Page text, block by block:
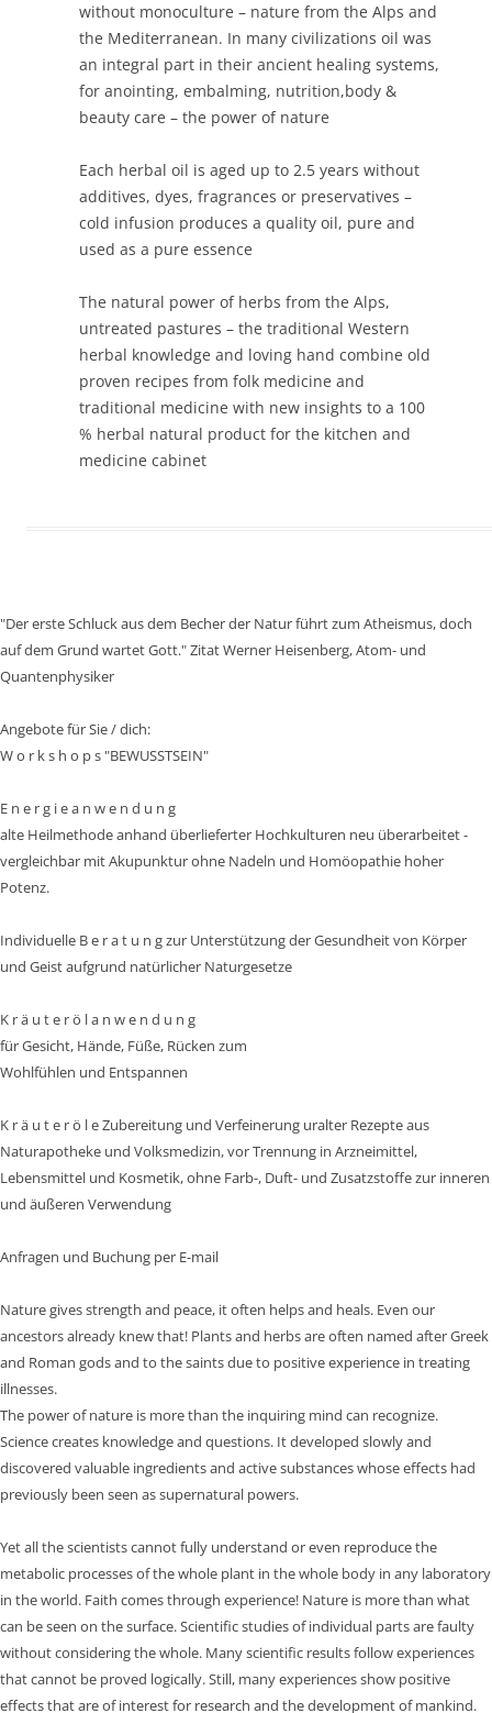
without monoculture – nature from the Alps and
the Mediterranean. In many civilizations oil was
an integral part in their ancient healing systems,
for anointing, embalming, nutrition,body &
beauty care – the power of nature
Each herbal oil is aged up to 2.5 years without
additives, dyes, fragrances or preservatives –
cold infusion produces a quality oil, pure and
used as a pure essence
The natural power of herbs from the Alps,
untreated pastures – the traditional Western
herbal knowledge and loving hand combine old
proven recipes from folk medicine and
traditional medicine with new insights to a 100
% herbal natural product for the kitchen and
medicine cabinet
"Der erste Schluck aus dem Becher der Natur führt zum Atheismus, doch
auf dem Grund wartet Gott." Zitat Werner Heisenberg, Atom- und
Quantenphysiker
Angebote für Sie / dich:
W o r k s h o p s "BEWUSSTSEIN"
E n e r g i e a n w e n d u n g
alte Heilmethode anhand überlieferter Hochkulturen neu überarbeitet -
vergleichbar mit Akupunktur ohne Nadeln und Homöopathie hoher
Potenz.
Individuelle B e r a t u n g zur Unterstützung der Gesundheit von Körper
und Geist aufgrund natürlicher Naturgesetze
K r ä u t e r ö l a n w e n d u n g
für Gesicht, Hände, Füße, Rücken zum
Wohlfühlen und Entspannen
K r ä u t e r ö l e Zubereitung und Verfeinerung uralter Rezepte aus
Naturapotheke und Volksmedizin, vor Trennung in Arzneimittel,
Lebensmittel und Kosmetik, ohne Farb-, Duft- und Zusatzstoffe zur inneren
und äußeren Verwendung
Anfragen und Buchung per E-mail
Nature gives strength and peace, it often helps and heals. Even our
ancestors already knew that! Plants and herbs are often named after Greek
and Roman gods and to the saints due to positive experience in treating
illnesses.
The power of nature is more than the inquiring mind can recognize.
Science creates knowledge and questions. It developed slowly and
discovered valuable ingredients and active substances whose effects had
previously been seen as supernatural powers.
Yet all the scientists cannot fully understand or even reproduce the
metabolic processes of the whole plant in the whole body in any laboratory
in the world. Faith comes through experience! Nature is more than what
can be seen on the surface. Scientific studies of individual parts are faulty
without considering the whole. Many scientific results follow experiences
that cannot be proved logically. Still, many experiences show positive
effects that are of interest for research and the development of mankind.